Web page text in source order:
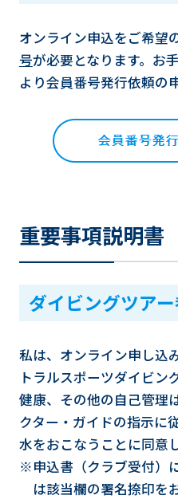
オンライン申込をご希望
号が必要となります。お
より会員番号発行依頼の
重要事項説明書
ダイビングツア
私は、オンライン申し込
トラルスポーツダイビン
健康、その他の自己管理
クター・ガイドの指示に
水をおこなうことに同意し
※申込書（クラブ受付）
は該当欄の署名捺印を